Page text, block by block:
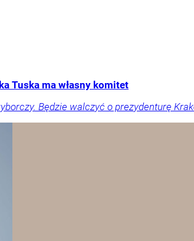
Tuska ma własny komitet
Będzie walczyć o prezydenturę